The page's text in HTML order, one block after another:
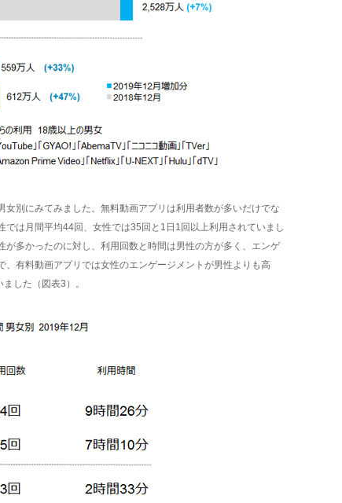
女別にみてみました。無料動画アプリは利用者数が多いだけでな
では月間平均44回、女性では35回と1日1回以上利用されていまし
が多かったのに対し、利用回数と時間は男性の方が多く、エンゲ
、有料動画アプリでは女性のエンゲージメントが男性よりも高
した（図表3）。